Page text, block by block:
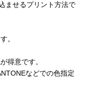
ませるプリント方法で
。
得意です。
などでの色指定